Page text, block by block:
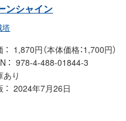
ンシャイン
塔
1,870円（本体価格：1,700円）
978-4-488-01844-3
あり
2024年7月26日